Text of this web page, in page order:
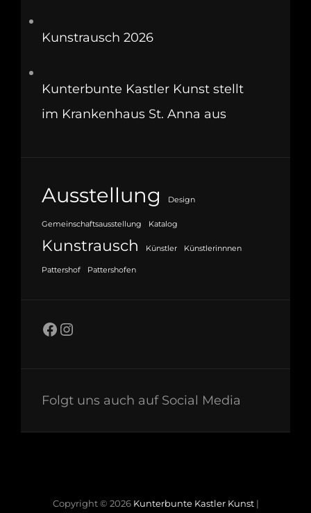
Kunstrausch 2026
Kunterbunte Kastler Kunst stellt
im Krankenhaus St. Anna aus
Ausstellung Design
Gemeinschaftsausstellung Katalog
Kunstrausch Künstler Künstlerinnnen
Pattershof Pattershofen
Facebook
Instagram
Folgt uns auch auf Social Media
Copyright © 2026 Kunterbunte Kastler Kunst |